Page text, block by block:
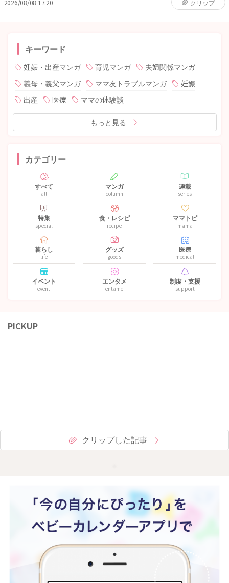
2026/08/08 17:20 クリップ
キーワード
妊娠・出産マンガ 育児マンガ
夫婦関係マンガ
義母・義父マンガ
ママ友トラブルマンガ
妊娠
出産
医療 ママの体験談
もっと見る
カテゴリー
すべて
all
マンガ
column
連載
series
特集
special
食・レシピ
recipe
ママトピ
mama
暮らし
life
グッズ
goods
医療
medical
イベント
event
エンタメ
entame
制度・支援
support
PICKUP
クリップした記事